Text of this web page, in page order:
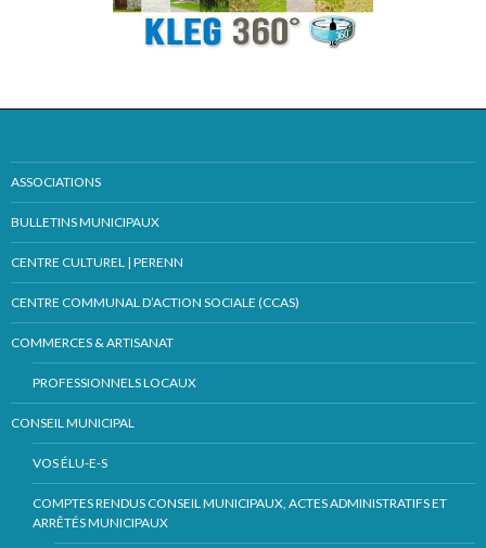
ASSOCIATIONS
BULLETINS MUNICIPAUX
CENTRE CULTUREL | PERENN
CENTRE COMMUNAL D’ACTION SOCIALE (CCAS)
COMMERCES & ARTISANAT
PROFESSIONNELS LOCAUX
CONSEIL MUNICIPAL
VOS ÉLU-E-S
COMPTES RENDUS CONSEIL MUNICIPAUX, ACTES ADMINISTRATIFS ET
ARRÊTÉS MUNICIPAUX